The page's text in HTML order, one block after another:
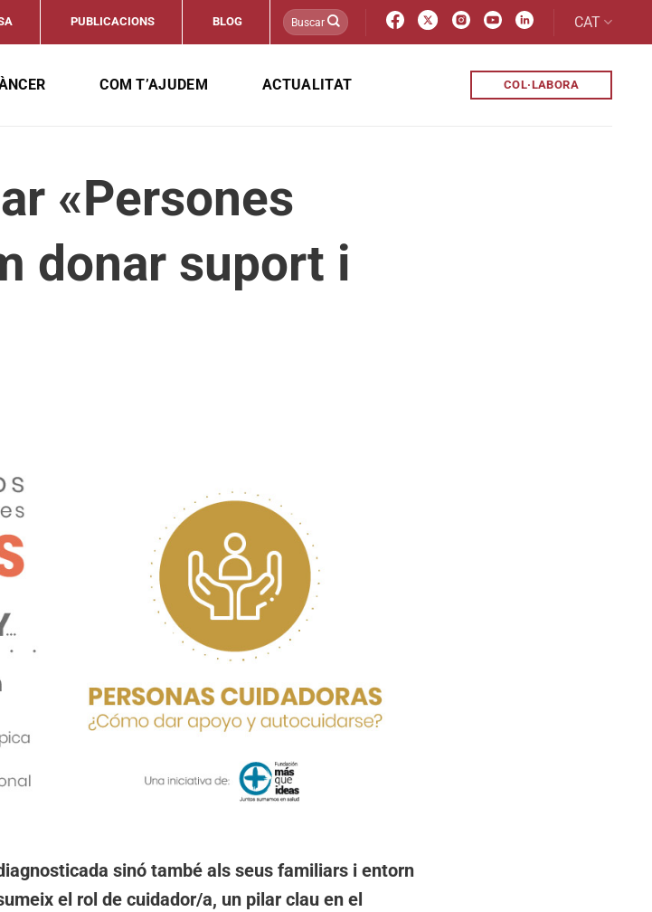
PUBLICACIONS BLOG CAT
COM T’AJUDEM ACTUALITAT COL·LABORA
«Persones
donar suport i
sinó també als seus familiars i entorn
el rol de cuidador/a, un pilar clau en el